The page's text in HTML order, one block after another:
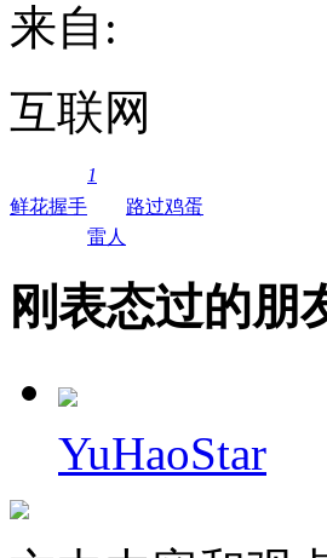
来自:
互联网
鲜花握手
1
雷人
路过鸡蛋
刚表态过的朋
YuHaoStar